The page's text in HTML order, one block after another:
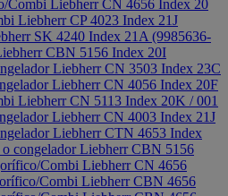
Combi Liebherr CN 4656 Index 20
Liebherr CP 4023 Index 21J
SK 4240 Index 21A (9985636-
CBN 5156 Index 20I
Liebherr CN 3503 Index 23C
Liebherr CN 4056 Index 20F
Liebherr CN 5113 Index 20K / 001
Liebherr CN 4003 Index 21J
Liebherr CTN 4653 Index
congelador Liebherr CBN 5156
Combi Liebherr CN 4656
Combi Liebherr CBN 4656